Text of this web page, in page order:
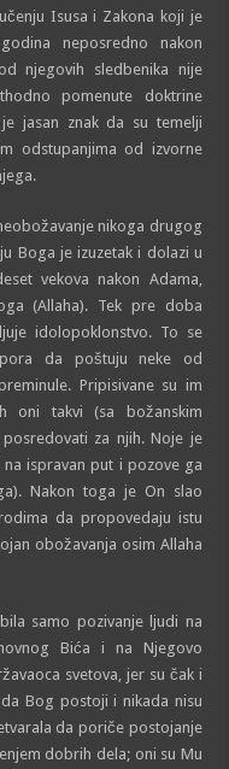
Isusa i Zakona koji je
neposredno nakon
njegovih sledbenika nije
pomenute doktrine
jasan znak da su temelji
odstupanjima od izvorne
nikoga drugog
Boga je izuzetak i dolazi u
vekova nakon Adama,
(Allaha). Tek pre doba
idolopoklonstvo. To se
da poštuju neke od
Pripisivane su im
oni takvi (sa božanskim
za njih. Noje je
ispravan put i pozove ga
Nakon toga je On slao
da propovedaju istu
obožavanja osim Allaha
samo pozivanje ljudi na
Bića i na Njegovo
svetova, jer su čak i
Bog postoji i nikada nisu
da poriče postojanje
dobrih dela; oni su Mu